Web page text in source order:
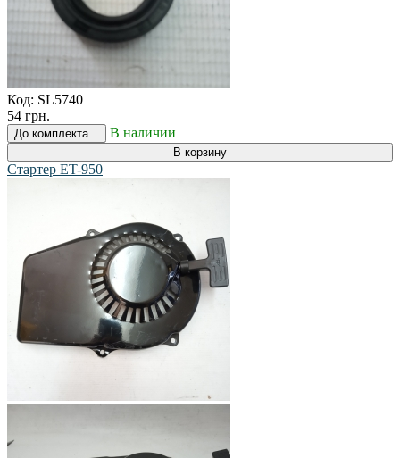
Код: SL5740
54 грн.
До комплекта... В наличии
В корзину
Стартер ET-950